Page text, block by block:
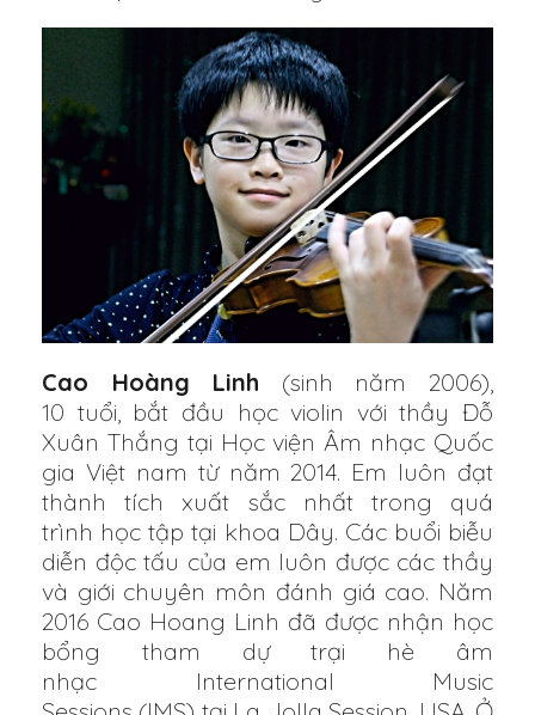
Cao Hoàng Linh (sinh năm 2006),
10 tuổi, bắt đầu học violin với thầy Đỗ
Xuân Thắng tại Học viện Âm nhạc Quốc
gia Việt nam từ năm 2014. Em luôn đạt
thành tích xuất sắc nhất trong quá
trình học tập tại khoa Dây. Các buổi biễu
diễn độc tấu của em luôn được các thầy
và giới chuyên môn đánh giá cao. Năm
2016 Cao Hoang Linh đã được nhận học
bổng tham dự trại hè âm
nhạc International Music